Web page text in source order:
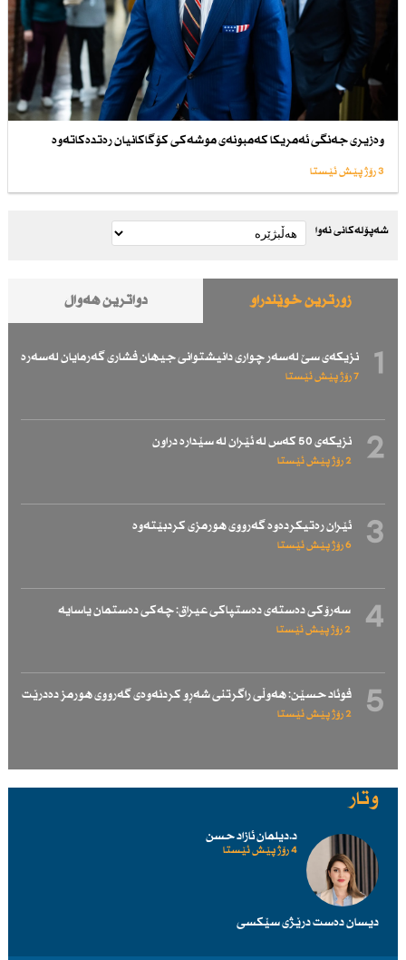
وەزیری جەنگی ئەمریكا كەمبونەی موشەكی كۆگاكانیان رەتدەكاتەوە
3 رۆژ پێش ئێستا
شەپۆلەکانی نەوا
زۆرترین خوێندراو دواترین هەواڵ
1 نزیكەی سێ لەسەر چواری دانیشتوانی جیهان فشاری گەرمایان لەسەرە
7 رۆژ پێش ئێستا
2 نزیكەی 50 كەس لە ئێران لە سێدارە دراون
2 رۆژ پێش ئێستا
3 ئێران رەتیكردەوە گەرووی هورمزی كردبێتەوە
6 رۆژ پێش ئێستا
4 سەرۆكی دەستەی دەستپاكی عیراق: چەكی دەستمان یاسایە
2 رۆژ پێش ئێستا
5 فوئاد حسێن: هەوڵی راگرتنی شەڕو كردنەوەی گەرووی هورمز دەدرێت
2 رۆژ پێش ئێستا
وتار
د.دیلمان ئازاد حسن
4 رۆژ پێش ئێستا
دیسان دەست درێژی سێكسی